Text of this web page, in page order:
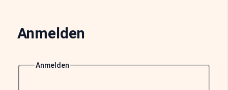
Anmelden
Anmelden